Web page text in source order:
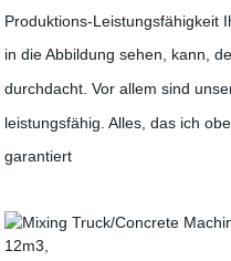
Produktions-Leistungsfähigkeit
in die Abbildung sehen, kann,
durchdacht. Vor allem sind
leistungsfähig. Alles, das ich
garantiert